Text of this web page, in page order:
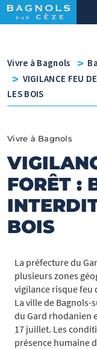
Panneau de gestion des
Menu principal
Contenu
Vivre à Bagnols v
v VIGILANCE FEU
LES BOIS
Vivre à Bagnols
FORÊT :
BOIS
La préfecture du
plusieurs zones
vigilance risque feu
La ville de Bagnols-
du Gard rhodanien
17 juillet. Les
présence humaine